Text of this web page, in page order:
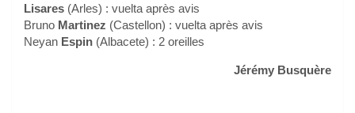
Lisares (Arles) : vuelta après avis
Bruno Martinez (Castellon) : vuelta après avis
Neyan Espin (Albacete) : 2 oreilles
Jérémy Busquère